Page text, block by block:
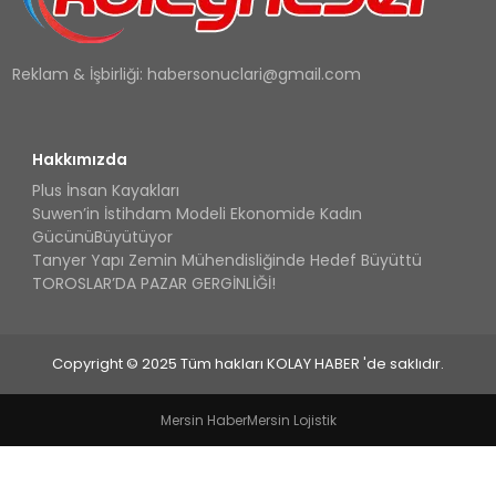
Reklam & İşbirliği: habersonuclari@gmail.com
Hakkımızda
Plus İnsan Kayakları
Suwen’in İstihdam Modeli Ekonomide Kadın
GücünüBüyütüyor
Tanyer Yapı Zemin Mühendisliğinde Hedef Büyüttü
TOROSLAR’DA PAZAR GERGİNLİĞİ!
Copyright © 2025 Tüm hakları KOLAY HABER 'de saklıdır.
Mersin HaberMersin Lojistik